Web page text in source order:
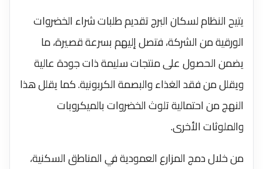
يتيح النظام لسكان البرج تقديم طلبات شراء الخضروات
الورقية من الشركة، فتصل إليهم بسرعة قصيرة، ما
يضمن الحصول على منتجات سليمة ذات جودة عالية
ويقلل من فقد الغذاء والبصمة الكربونية. كما يقلل هذا
النهج من احتمالية تلوث الخضروات بالميكروبات
والملوثات الأخرى.
من خلال دمج المزارع العمودية في المناطق السكنية،